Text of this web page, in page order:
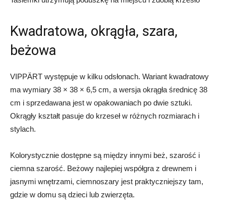
Kwadratowa, okrągła, szara,
beżowa
VIPPÄRT występuje w kilku odsłonach. Wariant kwadratowy
ma wymiary 38 × 38 × 6,5 cm, a wersja okrągła średnicę 38
cm i sprzedawana jest w opakowaniach po dwie sztuki.
Okrągły kształt pasuje do krzeseł w różnych rozmiarach i
stylach.
Kolorystycznie dostępne są między innymi beż, szarość i
ciemna szarość. Beżowy najlepiej współgra z drewnem i
jasnymi wnętrzami, ciemnoszary jest praktyczniejszy tam,
gdzie w domu są dzieci lub zwierzęta.